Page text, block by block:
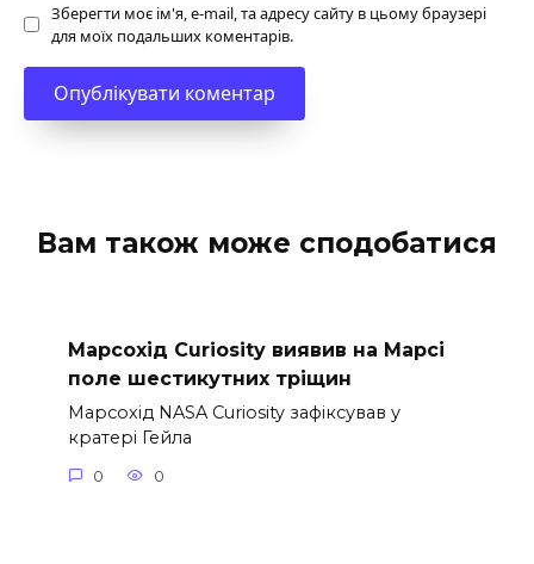
Зберегти моє ім'я, e-mail, та адресу сайту в цьому браузері
для моїх подальших коментарів.
Вам також може сподобатися
Марсохід Curiosity виявив на Марсі
поле шестикутних тріщин
Марсохід NASA Curiosity зафіксував у
кратері Гейла
0 0